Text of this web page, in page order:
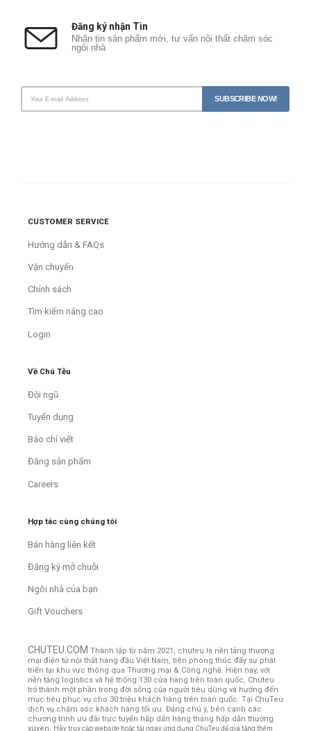
Đăng ký nhận Tin
Nhận tin sản phẩm mới, tư vấn nội thất chăm sóc
ngôi nhà
CUSTOMER SERVICE
Hướng dẫn & FAQs
Vận chuyển
Chính sách
Tìm kiếm nâng cao
Login
Về Chú Tễu
Đội ngũ
Tuyển dụng
Báo chí viết
Đăng sản phẩm
Careers
Hợp tác cùng chúng tôi
Bán hàng liên kết
Đăng ký mở chuỗi
Ngôi nhà của bạn
Gift Vouchers
CHUTEU.COM Thành lập từ năm 2021, chuteu là nền tảng thương
mại điện tử nội thất hàng đầu Việt Nam, tiên phong thúc đẩy sự phát
triển tại khu vực thông qua Thương mại & Công nghệ. Hiện nay, với
nền tảng logistics và hệ thống 130 cửa hàng trên toàn quốc, Chuteu
trở thành một phần trong đời sống của người tiêu dùng và hướng đến
mục tiêu phục vụ cho 30 triệu khách hàng trên toàn quốc. Tại ChuTeu
dịch vụ chăm sóc khách hàng tối ưu. Đáng chú ý, bên cạnh các
chương trình ưu đãi trực tuyến hấp dẫn hàng tháng hấp dẫn thường
xuyên, Hãy truy cập website hoặc tải ngay ứng dụng ChuTeu để gia tăng thêm